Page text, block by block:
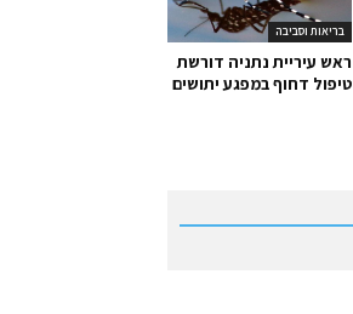
בריאות וסביבה
ראש עיריית נתניה דורשת
טיפול דחוף במפגע יתושים